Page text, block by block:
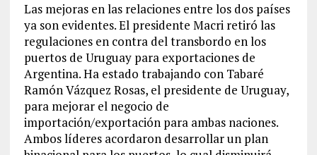
Las mejoras en las relaciones entre los dos países
ya son evidentes. El presidente Macri retiró las
regulaciones en contra del transbordo en los
puertos de Uruguay para exportaciones de
Argentina. Ha estado trabajando con Tabaré
Ramón Vázquez Rosas, el presidente de Uruguay,
para mejorar el negocio de
importación/exportación para ambas naciones.
Ambos líderes acordaron desarrollar un plan